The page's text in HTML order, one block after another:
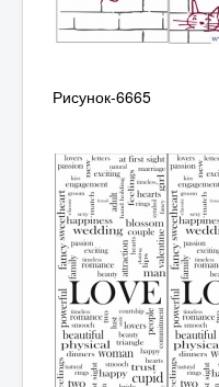
Рисунок-6665